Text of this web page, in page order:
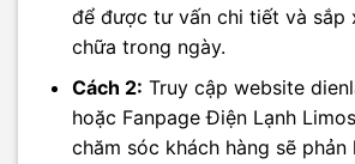
để được tư vấn chi tiết và sắp
chữa trong ngày.
Cách 2: Truy cập website
hoặc Fanpage Điện Lạnh
chăm sóc khách hàng sẽ phản